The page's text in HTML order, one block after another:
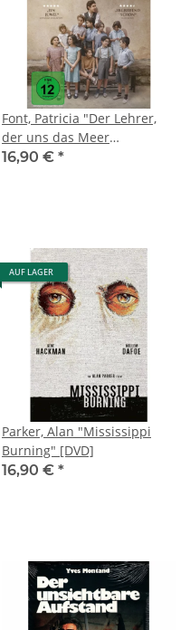
Font, Patricia "Der Lehrer,
der uns das Meer
versprach"
16,90 € *
AUF LAGER
Parker, Alan "Mississippi
Burning" [DVD]
16,90 € *